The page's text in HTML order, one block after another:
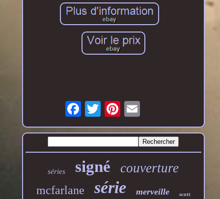
séries signé couverture
mcfarlane série merveille scott